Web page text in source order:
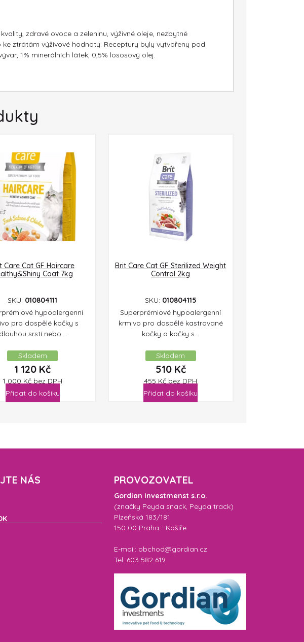
zdravé ovoce a zeleninu, výživné oleje, nezbytné
ztrátám výživové hodnoty. Receptury byly vytvořeny pod
1% minerálních látek, 0,5% lososový olej.
Care Cat GF Haircare
Coat 7kg
SKU: 010804111
hypoalergenní
pro dospělé kočky s
dlouhou srstí nebo...
Skladem
1 120 Kč
1 000 Kč bez DPH
Přidat do košíku
Brit Care Cat GF Sterilized Weight
Control 2kg
SKU: 010804115
Superprémiové hypoalergenní
krmivo pro dospělé kastrované
kočky a kočky s...
Skladem
510 Kč
455 Kč bez DPH
Přidat do košíku
NÁS PROVOZOVATEL
Gordian Investmenst s.r.o.
(značky Peyda snack, Peyda track)
Plzeňská 183/181
150 00 Praha - Košíře
E-mail: obchod@gordian.cz
Tel. 603 582 619